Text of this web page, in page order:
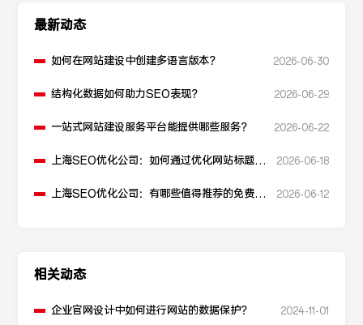
最新动态
如何在网站建设中创建多语言版本？ 2026-06-30
结构化数据如何助力SEO表现？ 2026-06-29
一站式网站建设服务平台能提供哪些服务？ 2026-06-22
上海SEO优化公司：如何通过优化网站标题提
2026-06-18
上海SEO优化公司：有哪些值得推荐的免费
2026-06-12
相关动态
企业官网设计中如何进行网站的数据保护？ 2024-11-01